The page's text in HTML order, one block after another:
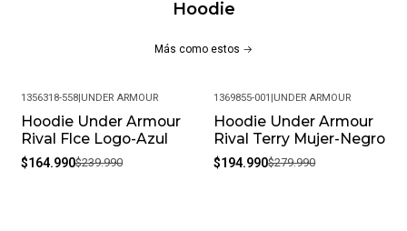
Hoodie
Más como estos
-31%
1356318-558|UNDER ARMOUR
Hoodie Under Armour
Rival Flce Logo-Azul
$164.990$239.990
-30%
1369855-001 |UNDER ARMOUR
Hoodie Under Armour
Rival Terry Mujer-Negro
$194.990$279.990